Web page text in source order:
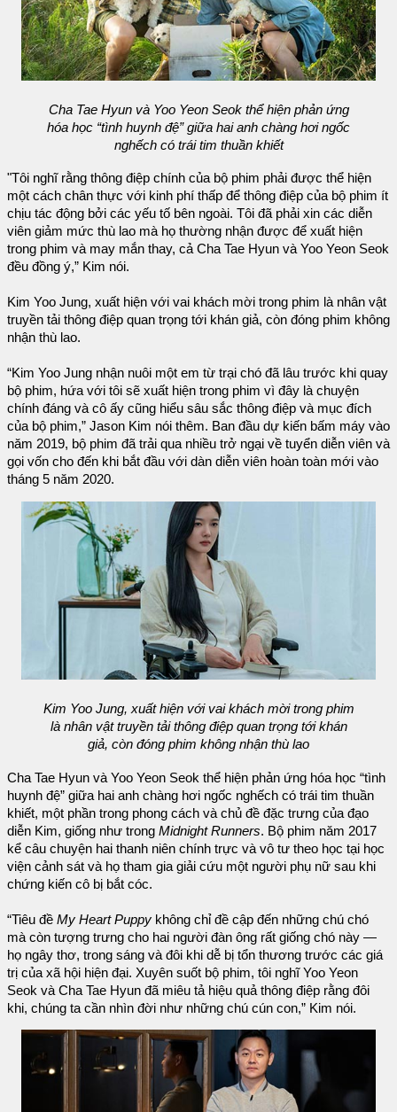
Cha Tae Hyun và Yoo Yeon Seok thể hiện phản ứng
hóa học “tình huynh đệ” giữa hai anh chàng hơi ngốc
nghếch có trái tim thuần khiết
"Tôi nghĩ rằng thông điệp chính của bộ phim phải được thể hiện
một cách chân thực với kinh phí thấp để thông điệp của bộ phim ít
chịu tác động bởi các yếu tố bên ngoài. Tôi đã phải xin các diễn
viên giảm mức thù lao mà họ thường nhận được để xuất hiện
trong phim và may mắn thay, cả Cha Tae Hyun và Yoo Yeon Seok
đều đồng ý,” Kim nói.
Kim Yoo Jung, xuất hiện với vai khách mời trong phim là nhân vật
truyền tải thông điệp quan trọng tới khán giả, còn đóng phim không
nhận thù lao.
“Kim Yoo Jung nhận nuôi một em từ trại chó đã lâu trước khi quay
bộ phim, hứa với tôi sẽ xuất hiện trong phim vì đây là chuyện
chính đáng và cô ấy cũng hiểu sâu sắc thông điệp và mục đích
của bộ phim,” Jason Kim nói thêm. Ban đầu dự kiến bấm máy vào
năm 2019, bộ phim đã trải qua nhiều trở ngại về tuyển diễn viên và
gọi vốn cho đến khi bắt đầu với dàn diễn viên hoàn toàn mới vào
tháng 5 năm 2020.
Kim Yoo Jung, xuất hiện với vai khách mời trong phim
là nhân vật truyền tải thông điệp quan trọng tới khán
giả, còn đóng phim không nhận thù lao
Cha Tae Hyun và Yoo Yeon Seok thể hiện phản ứng hóa học “tình
huynh đệ” giữa hai anh chàng hơi ngốc nghếch có trái tim thuần
khiết, một phần trong phong cách và chủ đề đặc trưng của đạo
diễn Kim, giống như trong Midnight Runners. Bộ phim năm 2017
kể câu chuyện hai thanh niên chính trực và vô tư theo học tại học
viện cảnh sát và họ tham gia giải cứu một người phụ nữ sau khi
chứng kiến cô bị bắt cóc.
“Tiêu đề My Heart Puppy không chỉ đề cập đến những chú chó
mà còn tượng trưng cho hai người đàn ông rất giống chó này —
họ ngây thơ, trong sáng và đôi khi dễ bị tổn thương trước các giá
trị của xã hội hiện đại. Xuyên suốt bộ phim, tôi nghĩ Yoo Yeon
Seok và Cha Tae Hyun đã miêu tả hiệu quả thông điệp rằng đôi
khi, chúng ta cần nhìn đời như những chú cún con,” Kim nói.